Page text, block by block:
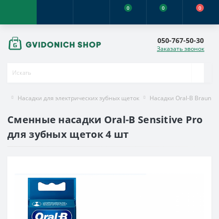
0 0 0
050-767-50-30
Заказать звонок
Насадки для электрических зубных щеток Насадки Oral-B Braun
Сменные насадки Oral-B Sensitive Pro
для зубных щеток 4 шт